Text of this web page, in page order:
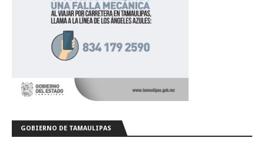
GOBIERNO DE TAMAULIPAS